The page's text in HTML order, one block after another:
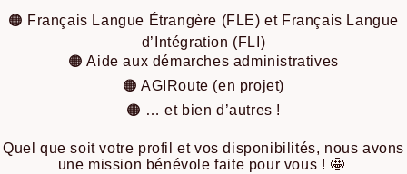
🟠 Français Langue Étrangère (FLE) et Français Langue
d’Intégration (FLI)
🟠 Aide aux démarches administratives
🟠 AGIRoute (en projet)
🟠 … et bien d’autres !
Quel que soit votre profil et vos disponibilités, nous avons
une mission bénévole faite pour vous ! 🤩